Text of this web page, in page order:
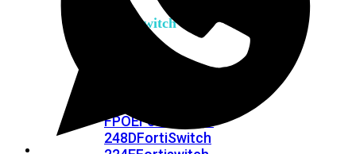
FortiSwitch
FPOEFortiSwitch
248DFortiSwitch